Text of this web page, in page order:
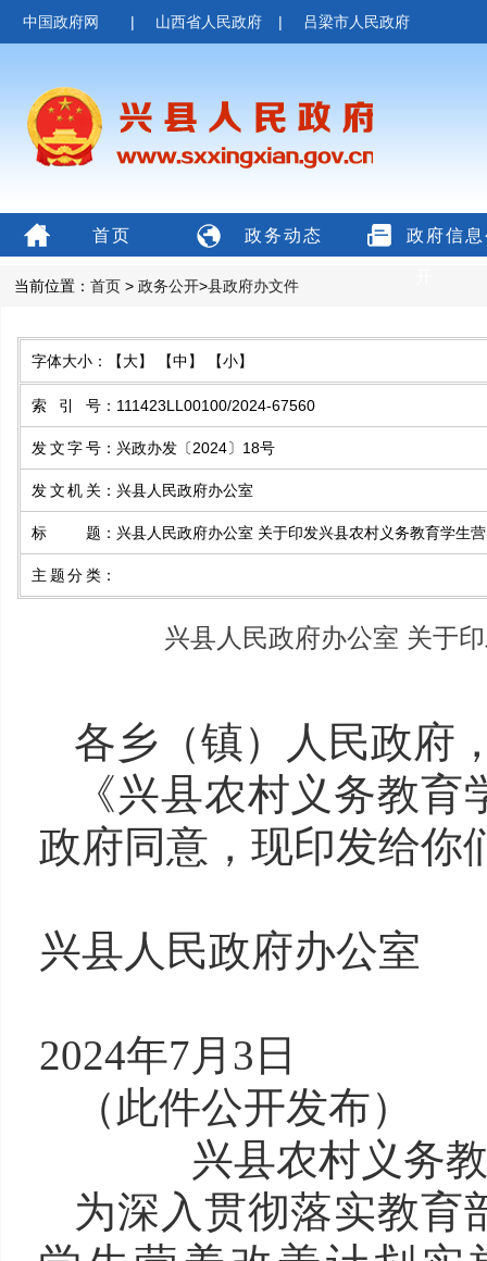
中国政府网 | 山西省人民政府 | 吕梁市人民政府
首页 政务动态 政府信
当前位置： 首页 > 政务公开>县政府办文件
字体大小： 【大】 【中】 【小】
索引号 ： 111423LL00100/2024-67560
发文字号 ： 兴政办发〔2024〕18号
发文机关 ： 兴县人民政府办公室
标题 ： 兴县人民政府办公室 关于印发兴县农村义务教育学生
主题分类 ：
兴县人民政府办公室 关于
各乡（镇）人民政府
《兴县农村义务教
政府同意，现印发给你
兴县人民政府办公室
2024年7月 3 日
（此件公开发布）
兴县农村义务
为深入贯彻落实教育